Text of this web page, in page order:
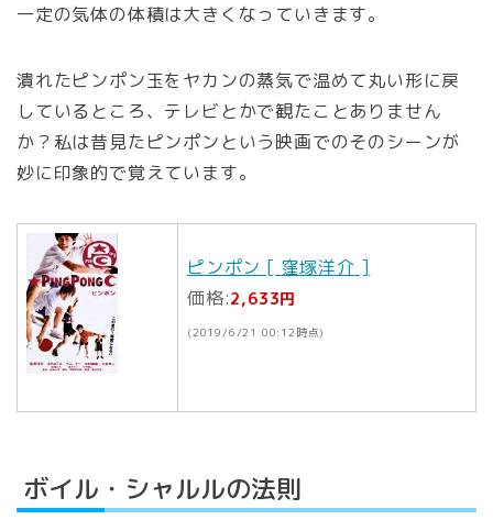
一定の気体の体積は大きくなっていきます。
潰れたピンポン玉をヤカンの蒸気で温めて丸い形に戻
しているところ、テレビとかで観たことありません
か？私は昔見たピンポンという映画でのそのシーンが
妙に印象的で覚えています。
ピンポン [ 窪塚洋介 ]
価格:2,633円
(2019/6/21 00:12時点)
ボイル・シャルルの法則